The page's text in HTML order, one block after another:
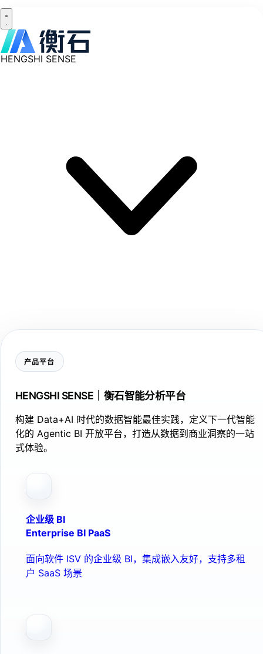
HENGSHI SENSE
产品平台
HENGSHI SENSE｜衡石智能分析平台
构建 Data+AI 时代的数据智能最佳实践，定义下一代智能
化的 Agentic BI 开放平台，打造从数据到商业洞察的一站
式体验。
企业级 BI
Enterprise BI PaaS
面向软件 ISV 的企业级 BI，集成嵌入友好，支持多租
户 SaaS 场景